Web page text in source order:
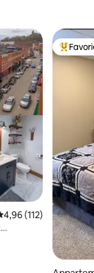
4,96 (112)